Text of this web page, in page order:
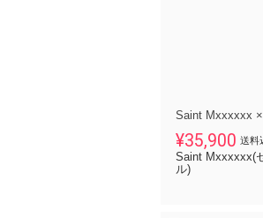
¥35,900 送料
Saint Mxxxxxx(
ル)